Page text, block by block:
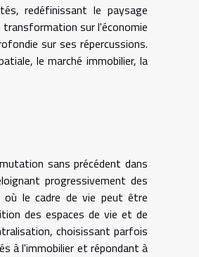
redéfinissant le paysage
transformation sur l'économie
sur ses répercussions.
le marché immobilier, la
sans précédent dans
progressivement des
où le cadre de vie peut être
des espaces de vie et de
choisissant parfois
à l'immobilier et répondant à